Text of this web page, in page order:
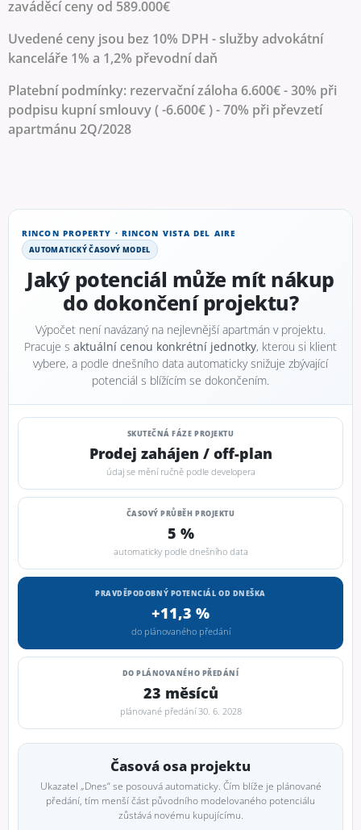
zaváděcí ceny od 589.000€
Uvedené ceny jsou bez 10% DPH - služby advokátní
kanceláře 1% a 1,2% převodní daň
Platební podmínky: rezervační záloha 6.600€ - 30% při
podpisu kupní smlouvy ( -6.600€ ) - 70% při převzetí
apartmánu 2Q/2028
RINCON PROPERTY · RINCON VISTA DEL AIRE
AUTOMATICKÝ ČASOVÝ MODEL
Jaký potenciál může mít nákup
do dokončení projektu?
Výpočet není navázaný na nejlevnější apartmán v projektu.
Pracuje s aktuální cenou konkrétní jednotky, kterou si klient
vybere, a podle dnešního data automaticky snižuje zbývající
potenciál s blížícím se dokončením.
SKUTEČNÁ FÁZE PROJEKTU
Prodej zahájen / off-plan
údaj se mění ručně podle developera
ČASOVÝ PRŮBĚH PROJEKTU
5 %
automaticky podle dnešního data
PRAVDĚPODOBNÝ POTENCIÁL OD DNEŠKA
+11,3 %
do plánovaného předání
DO PLÁNOVANÉHO PŘEDÁNÍ
23 měsíců
plánované předání 30. 6. 2028
Časová osa projektu
Ukazatel „Dnes“ se posouvá automaticky. Čím blíže je plánované
předání, tím menší část původního modelovaného potenciálu
zůstává novému kupujícímu.